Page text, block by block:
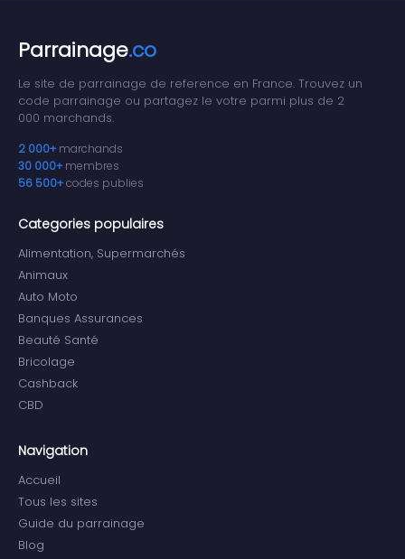
Parrainage.co
Le site de parrainage de reference en France. Trouvez un
code parrainage ou partagez le votre parmi plus de 2
000 marchands.
2 000+ marchands
30 000+ membres
56 500+codes publies
Categories populaires
Alimentation, Supermarchés
Animaux
Auto Moto
Banques Assurances
Beauté Santé
Bricolage
Cashback
CBD
Navigation
Accueil
Tous les sites
Guide du parrainage
Blog